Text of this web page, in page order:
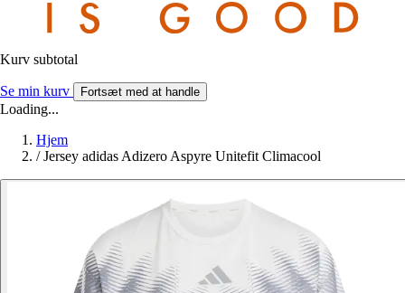
Kurv subtotal
Se min kurv Fortsæt med at handle
Loading...
Hjem
/ Jersey adidas Adizero Aspyre Unitefit Climacool